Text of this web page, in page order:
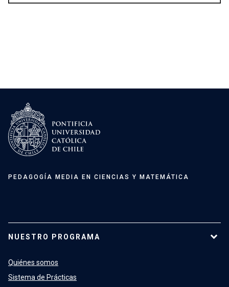
PEDAGOGÍA MEDIA EN CIENCIAS Y MATEMÁTICA
NUESTRO PROGRAMA
Quiénes somos
Sistema de Prácticas